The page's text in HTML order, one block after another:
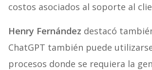
costos asociados al soporte al
Henry Fernández destacó
ChatGPT también puede
procesos donde se requiera la